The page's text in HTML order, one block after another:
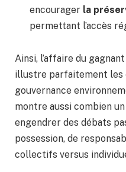
encourager la
permettant l’accès
Ainsi, l’affaire du
illustre parfaitement les
gouvernance
montre aussi combien
engendrer des débats
possession, de
collectifs versus